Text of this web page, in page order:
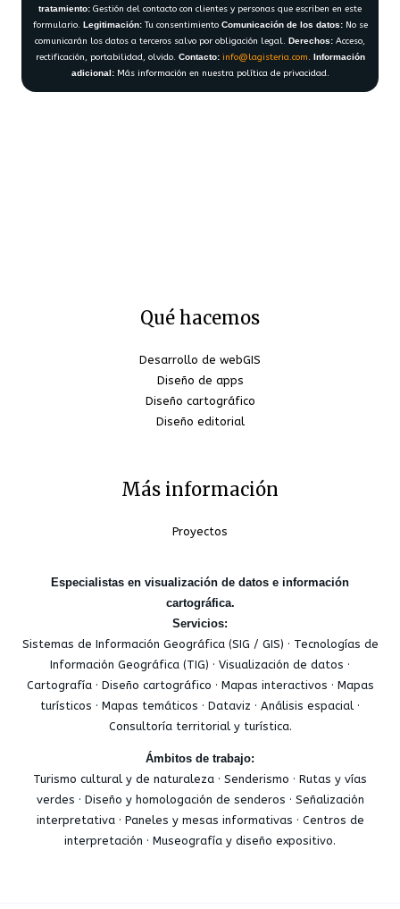
tratamiento: Gestión del contacto con clientes y personas que escriben en este
formulario. Legitimación:Tu consentimiento Comunicación de los datos:No se
comunicarán los datos a terceros salvo por obligación legal. Derechos: Acceso,
rectificación, portabilidad, olvido. Contacto: info@lagisteria.com. Información
adicional:Más información en nuestra política de privacidad.
Qué hacemos
Desarrollo de webGIS
Diseño de apps
Diseño cartográfico
Diseño editorial
Más información
Proyectos
Especialistas en visualización de datos e información
cartográfica.
Servicios:
Sistemas de Información Geográfica (SIG / GIS) · Tecnologías de
Información Geográfica (TIG) · Visualización de datos ·
Cartografía · Diseño cartográfico · Mapas interactivos · Mapas
turísticos · Mapas temáticos · Dataviz · Análisis espacial ·
Consultoría territorial y turística.
Ámbitos de trabajo:
Turismo cultural y de naturaleza · Senderismo · Rutas y vías
verdes · Diseño y homologación de senderos · Señalización
interpretativa · Paneles y mesas informativas · Centros de
interpretación · Museografía y diseño expositivo.